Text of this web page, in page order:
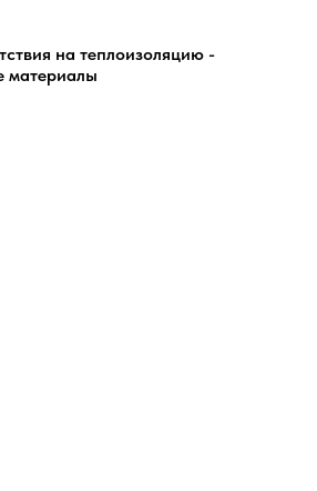
на теплоизоляцию -
материалы